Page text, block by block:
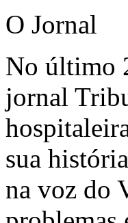
O Jornal
No último
jornal
sua
na voz do